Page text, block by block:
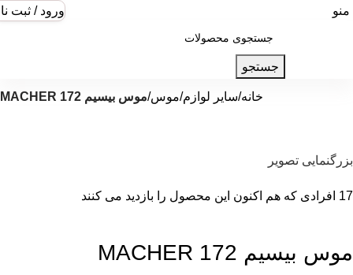
منو ورود / ثبت
جستجو
خانه سایر لوازم موس موس بیسیم MACHER 172
بزرگنمایی تصویر
17 افرادی که هم اکنون این محصول را بازدید می کنند
موس بیسیم MACHER 172